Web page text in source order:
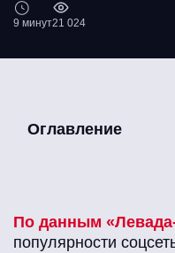
9 минут21 024
Оглавление
По данным
популярности